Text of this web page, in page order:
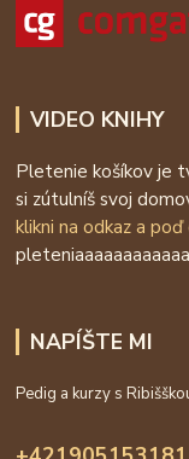
VIDEO KNIHY
Pletenie košíkov je
si zútulníš svoj
klikni na odkaz a
NAPÍŠTE MI
Pedig a kurzy s